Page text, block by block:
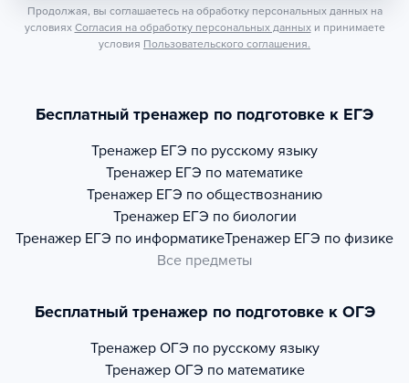
Продолжая, вы соглашаетесь на обработку персональных данных на
условиях Согласия на обработку персональных данных и принимаете
условия Пользовательского соглашения.
Бесплатный тренажер по подготовке к ЕГЭ
Тренажер ЕГЭ по русскому языку
Тренажер ЕГЭ по математике
Тренажер ЕГЭ по обществознанию
Тренажер ЕГЭ по биологии
Тренажер ЕГЭ по информатикеТренажер ЕГЭ по физике
Все предметы
Бесплатный тренажер по подготовке к ОГЭ
Тренажер ОГЭ по русскому языку
Тренажер ОГЭ по математике